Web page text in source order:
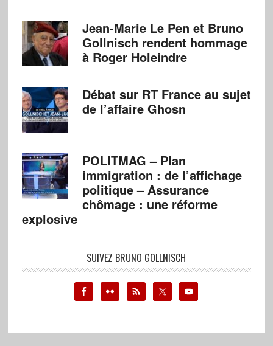
Jean-Marie Le Pen et Bruno
Gollnisch rendent hommage
à Roger Holeindre
Débat sur RT France au sujet
de l’affaire Ghosn
POLITMAG – Plan
immigration : de l’affichage
politique – Assurance
chômage : une réforme
explosive
SUIVEZ BRUNO GOLLNISCH